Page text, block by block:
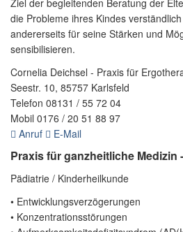
Ziel der begleitenden Beratung der
die Probleme ihres Kindes
andererseits für seine Stärken und
sensibilisieren.
Cornelia Deichsel - Praxis für
Seestr. 10, 85757 Karlsfeld
Telefon 08131 / 55 72 04
Mobil 0176 / 20 51 88 97
Anruf
E-Mail
Praxis für ganzheitliche
Pädiatrie / Kinderheilkunde
• Entwicklungsverzögerungen
• Konzentrationsstörungen